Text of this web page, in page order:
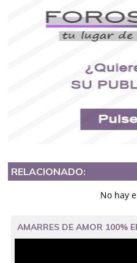
RELACIONADO:
No hay
AMARRES DE AMOR 100%